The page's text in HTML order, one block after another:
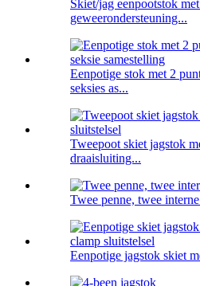
Skiet/jag eenpootstok
geweerondersteuning...
Eenpotige stok met 2
seksies as...
Tweepoot skiet jagstok
draaisluiting...
Twee penne, twee
Eenpotige jagstok skiet